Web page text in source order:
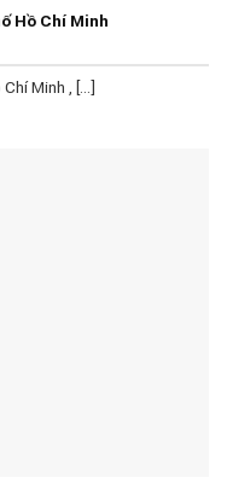
Hồ Chí Minh
Minh , [...]